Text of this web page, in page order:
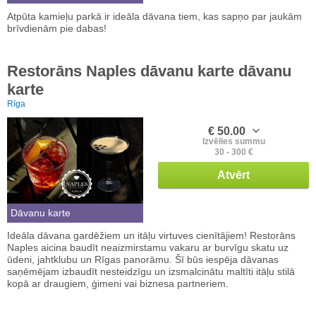
Atpūta kamieļu parkā ir ideāla dāvana tiem, kas sapņo par jaukām
brīvdienām pie dabas!
Restorāns Naples dāvanu karte dāvanu
karte
Rīga
Dāvanu karte
€ 50.00
Izvēlies summu
30 - 300 €
Atvērt
Ideāla dāvana gardēžiem un itāļu virtuves cienītājiem! Restorāns
Naples aicina baudīt neaizmirstamu vakaru ar burvīgu skatu uz
ūdeni, jahtklubu un Rīgas panorāmu. Šī būs iespēja dāvanas
saņēmējam izbaudīt nesteidzīgu un izsmalcinātu maltīti itāļu stilā
kopā ar draugiem, ģimeni vai biznesa partneriem.